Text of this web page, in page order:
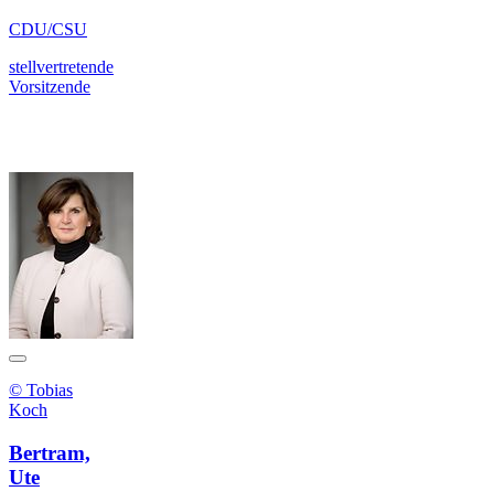
CDU/CSU
stellvertretende
Vorsitzende
© Tobias
Koch
Bertram,
Ute